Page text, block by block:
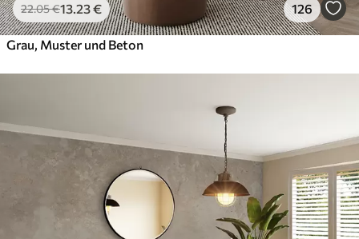
22.05€13 .23€ 126
Grau, Muster und Beton